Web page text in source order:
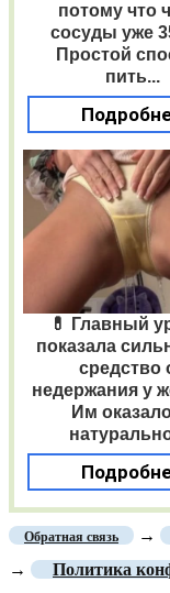
потому что
сосуды уже
Простой
пить...
💊 Главный
показала
средство
недержания у
Им
Обратная связь →
→ Политика